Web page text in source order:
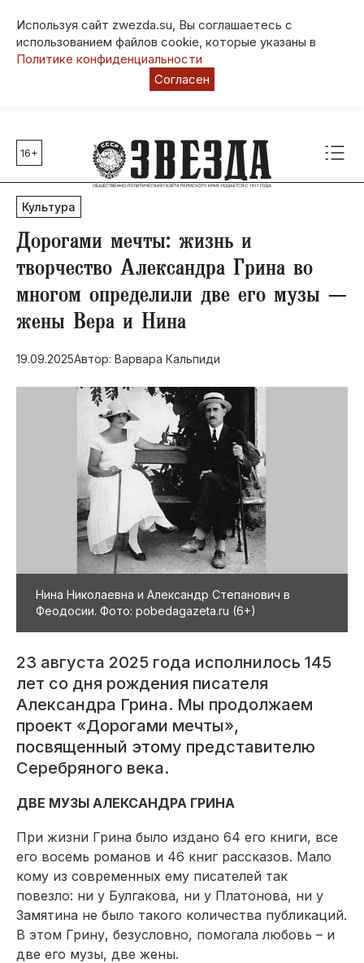
Используя сайт zwezda.su, Вы соглашаетесь с
использованием файлов cookie, которые указаны в
Политике конфиденциальности
Согласен
Главные темы
80 лет Победы
Молодежная столица РФ
СВО
Выборы в Пермском крае
Социальная поддержка
Инфраструктура
Благоустройство
16+
Культура
Дорогами мечты: жизнь и
творчество Александра Грина во
многом определили две его музы —
жены Вера и Нина
19.09.2025Автор: Варвара Кальпиди
Нина Николаевна и Александр Степанович в
Феодосии. Фото: pobedagazeta.ru (6+)
23 августа 2025 года исполнилось 145
лет со дня рождения писателя
Александра Грина. Мы продолжаем
проект «Дорогами мечты»,
посвященный этому представителю
Серебряного века.
ДВЕ МУЗЫ АЛЕКСАНДРА ГРИНА
При жизни Грина было издано 64 его книги, все
его восемь романов и 46 книг рассказов. Мало
кому из современных ему писателей так
повезло: ни у Булгакова, ни у Платонова, ни у
Замятина не было такого количества публикаций.
В этом Грину, безусловно, помогала любовь – и
две его музы, две жены.